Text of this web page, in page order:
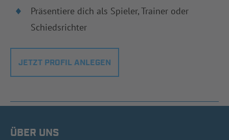
Präsentiere dich als Spieler, Trainer oder
Schiedsrichter
JETZT PROFIL ANLEGEN
ÜBER UNS